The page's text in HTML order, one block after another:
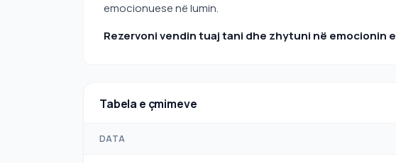
emocionuese në lumin.
Rezervoni vendin tuaj tani dhe zhytuni në emocionin
Tabela e çmimeve
DATA